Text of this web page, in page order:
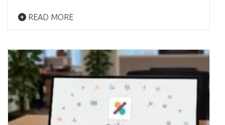
READ MORE